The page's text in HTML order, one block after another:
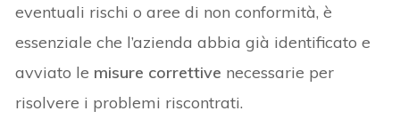
eventuali rischi o aree di non conformità, è
essenziale che l’azienda abbia già identificato e
avviato le misure correttive necessarie per
risolvere i problemi riscontrati.